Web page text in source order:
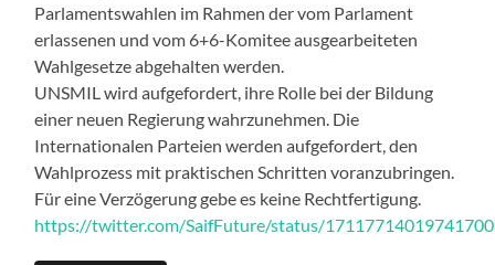
Parlamentswahlen im Rahmen der vom Parlament
erlassenen und vom 6+6-Komitee ausgearbeiteten
Wahlgesetze abgehalten werden.
UNSMIL wird aufgefordert, ihre Rolle bei der Bildung
einer neuen Regierung wahrzunehmen. Die
Internationalen Parteien werden aufgefordert, den
Wahlprozess mit praktischen Schritten voranzubringen.
Für eine Verzögerung gebe es keine Rechtfertigung.
https://twitter.com/SaifFuture/status/